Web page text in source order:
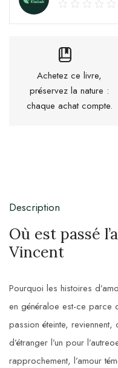
Achetez ce livre,
préservez la nature :
chaque achat compte.
Description
Où est passé
Vincent
Pourquoi les histoires
en généraloe est-ce parce
passion éteinte, reviennent,
d’étranger l’un pour
rapprochement, l’amour